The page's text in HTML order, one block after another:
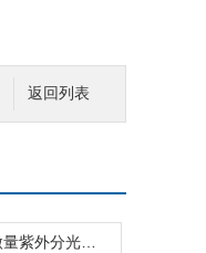
返回列表